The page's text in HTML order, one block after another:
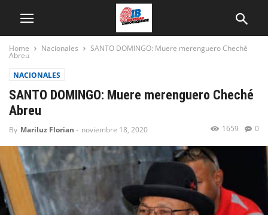
Home Nacionales SANTO DOMINGO: Muere merenguero Cheché
Abreu
NACIONALES
SANTO DOMINGO: Muere merenguero Cheché
Abreu
By Mariluz Florian - noviembre 18, 2020 0
1659